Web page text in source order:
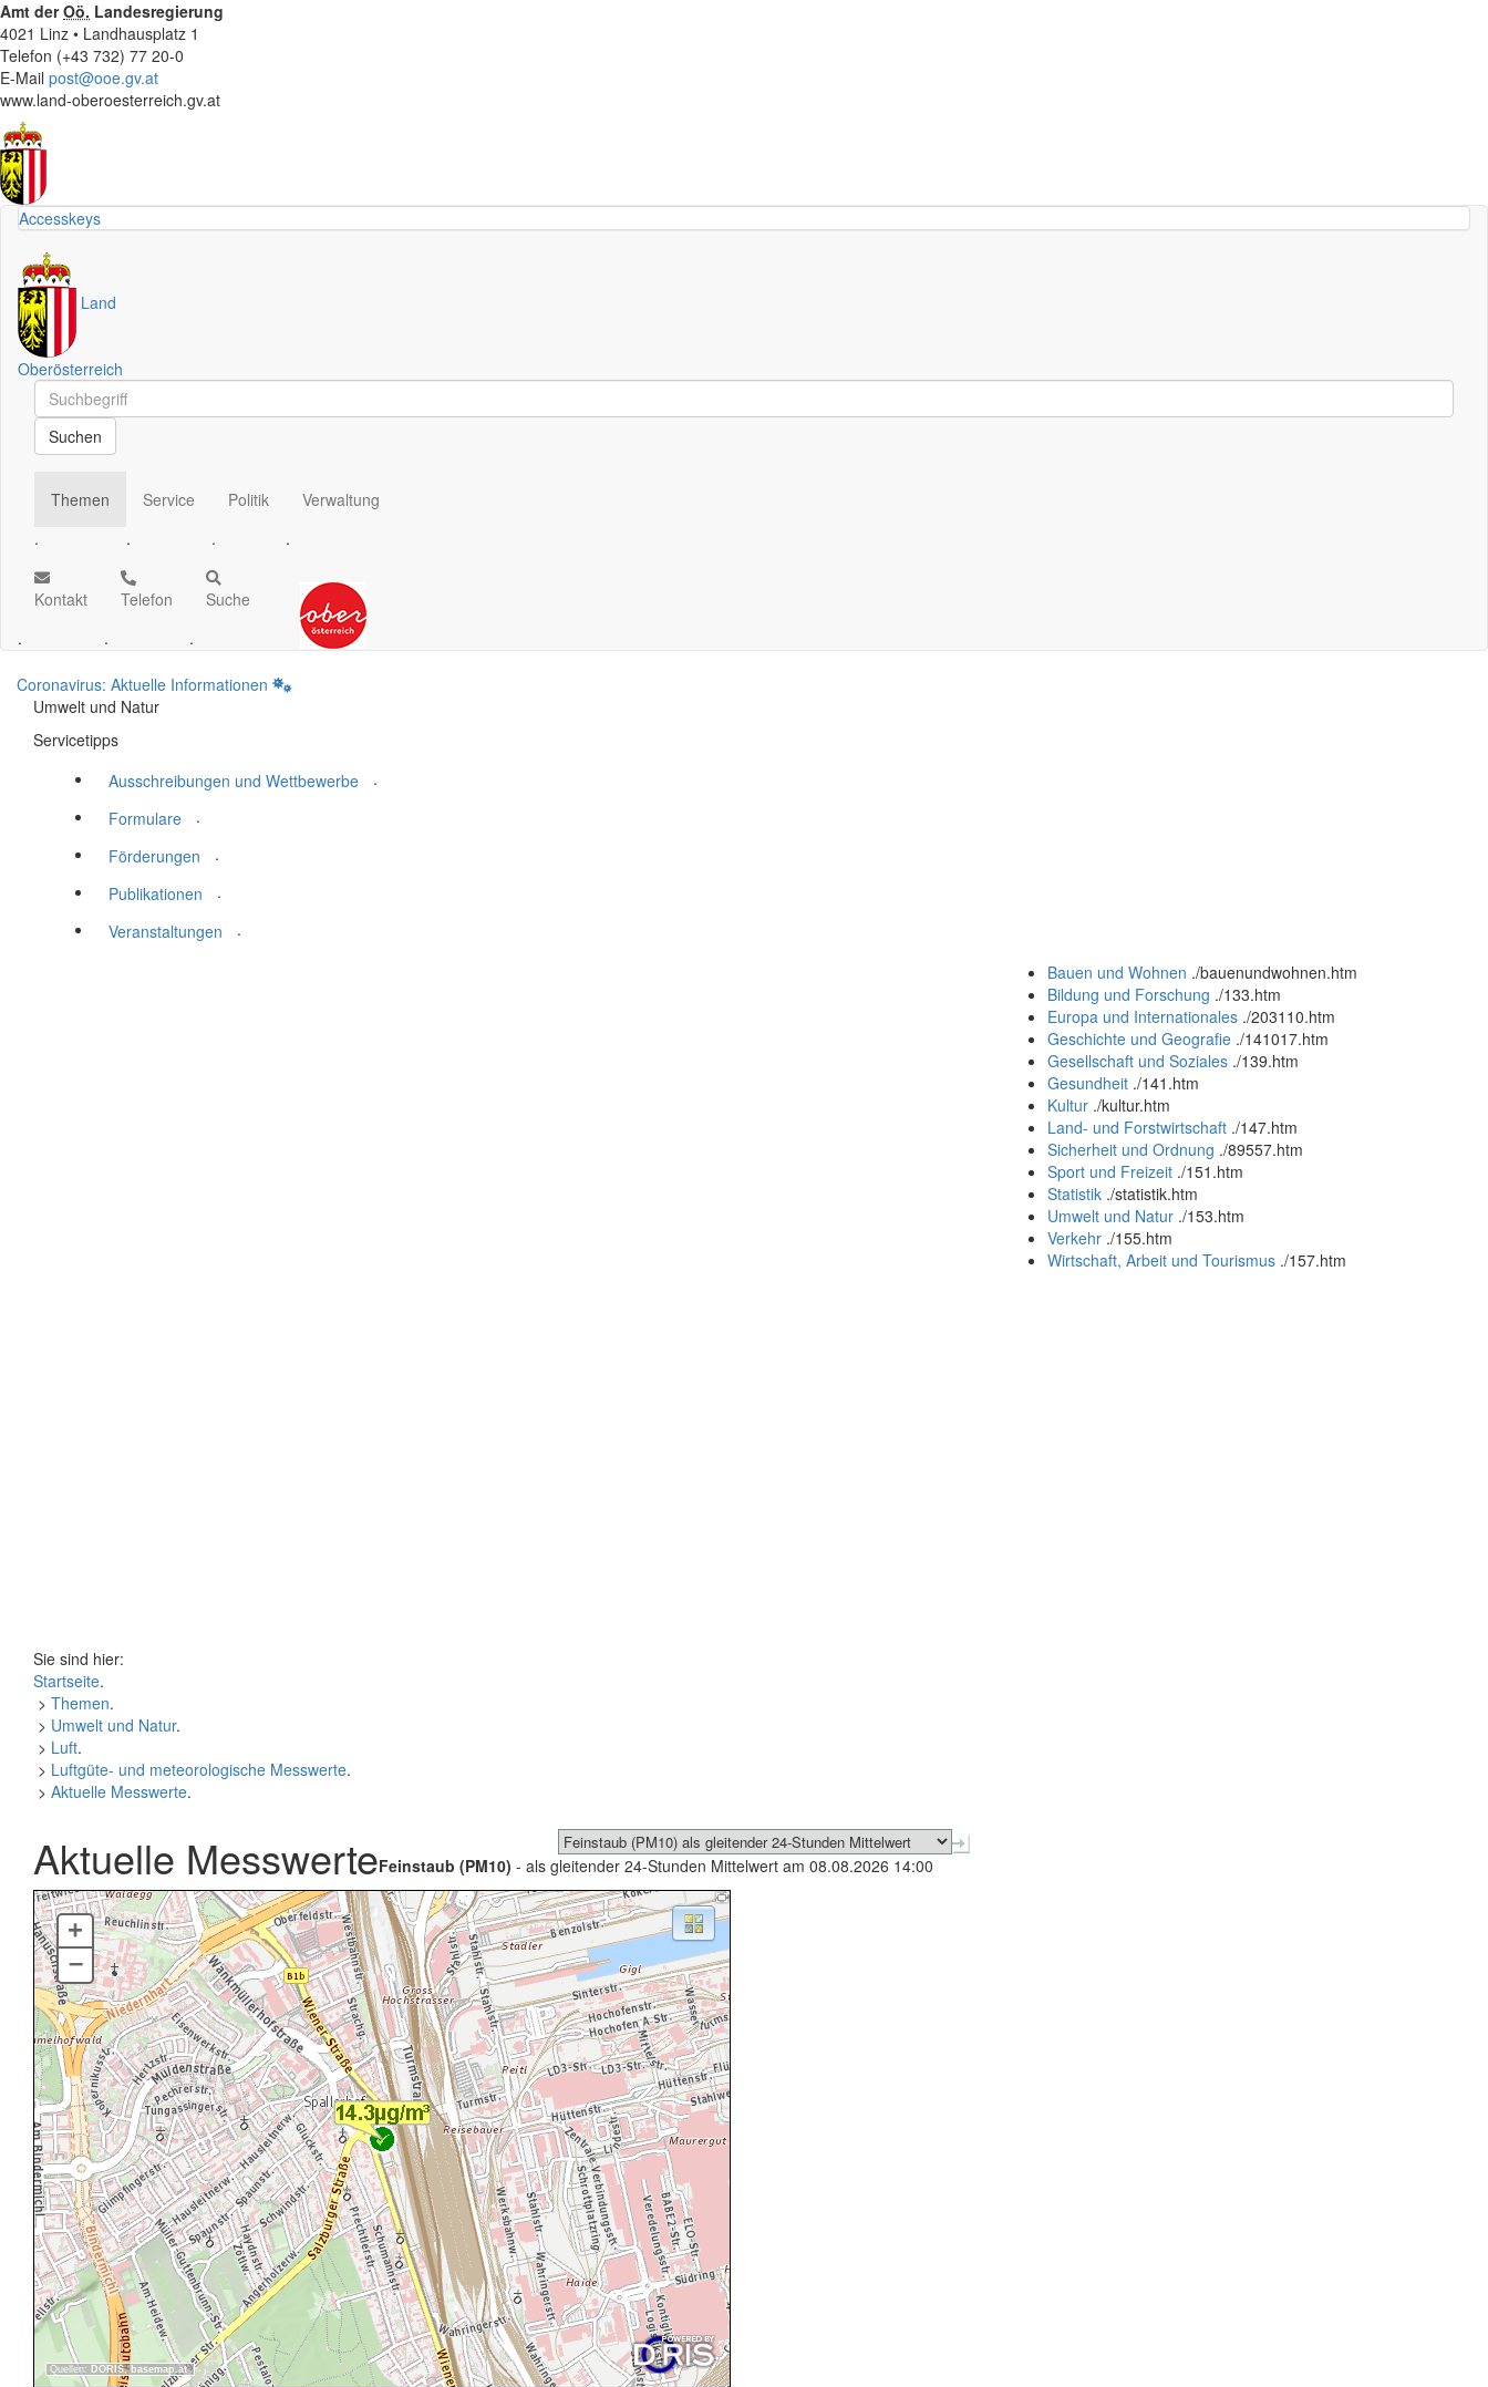
Amt derOö. Landesregierung
4021 Linz • Landhausplatz 1
Telefon (+43 732) 77 20-0
E-Mail post@ooe.gv.at
www.land-oberoesterreich.gv.at
Accesskeys
Land
Oberösterreich
Schnellsuche
Schnellsuche
Suchen
Themen
.
Service
.
Politik
.
Verwaltung
.
Kontakt
.
Telefon
.
Suche
.
Coronavirus: Aktuelle Informationen
Umwelt und Natur
Servicetipps
Ausschreibungen und Wettbewerbe
.
Formulare
.
Förderungen
.
Publikationen
.
Veranstaltungen
.
Bauen und Wohnen ./bauenundwohnen.htm
Bildung und Forschung ./133.htm
Europa und Internationales ./203110.htm
Geschichte und Geografie ./141017.htm
Gesellschaft und Soziales ./139.htm
Gesundheit ./141.htm
Kultur ./kultur.htm
Land- und Forstwirtschaft ./147.htm
Sicherheit und Ordnung ./89557.htm
Sport und Freizeit ./151.htm
Statistik ./statistik.htm
Umwelt und Natur ./153.htm
Verkehr ./155.htm
Wirtschaft, Arbeit und Tourismus ./157.htm
Sie sind hier:
Startseite.
> Themen.
> Umwelt und Natur.
> Luft.
> Luftgüte- und meteorologische Messwerte.
> Aktuelle Messwerte.
Aktuelle MesswerteFeinstaub (PM10) - als gleitender 24-Stunden Mittelwert am 08.08.2026 14:00
Quellen: DORIS, basemap.at
+
–